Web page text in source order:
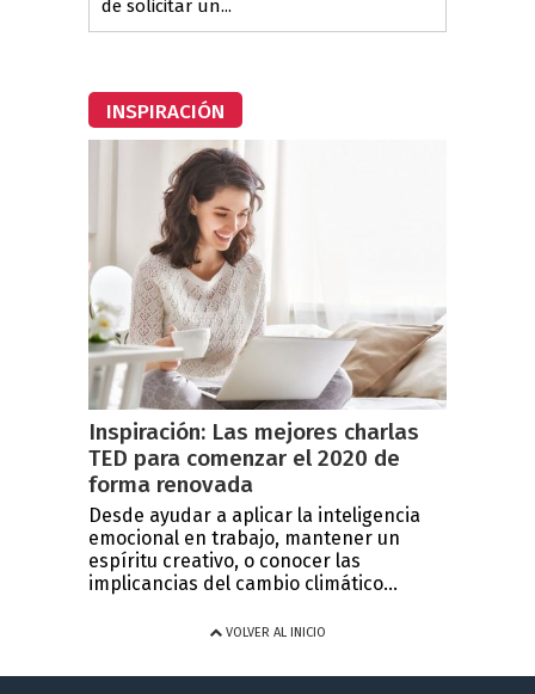
de solicitar un...
INSPIRACIÓN
Inspiración: Las mejores charlas
TED para comenzar el 2020 de
forma renovada
Desde ayudar a aplicar la inteligencia
emocional en trabajo, mantener un
espíritu creativo, o conocer las
implicancias del cambio climático...
VOLVER AL INICIO